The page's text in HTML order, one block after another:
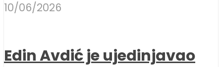
10/06/2026
Edin Avdić je ujedinjavao